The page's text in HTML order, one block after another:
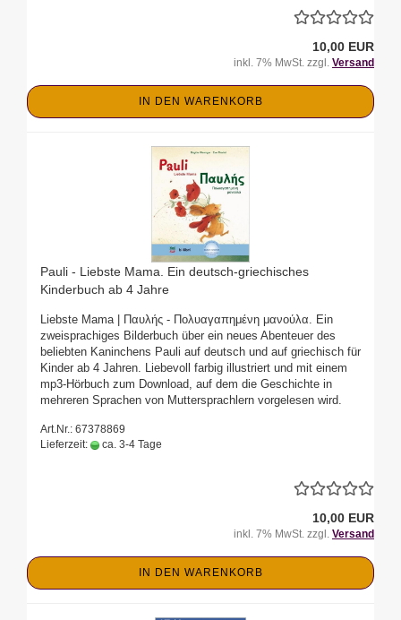
10,00 EUR
inkl. 7% MwSt. zzgl. Versand
IN DEN WARENKORB
Pauli - Liebste Mama. Ein deutsch-griechisches
Kinderbuch ab 4 Jahre
Liebste Mama | Παυλής - Πολυαγαπημένη μανούλα. Ein
zweisprachiges Bilderbuch über ein neues Abenteuer des
beliebten Kaninchens Pauli auf deutsch und auf griechisch für
Kinder ab 4 Jahren. Liebevoll farbig illustriert und mit einem
mp3-Hörbuch zum Download, auf dem die Geschichte in
mehreren Sprachen von Muttersprachlern vorgelesen wird.
Art.Nr.: 67378869
Lieferzeit:
ca. 3-4 Tage
10,00 EUR
inkl. 7% MwSt. zzgl. Versand
IN DEN WARENKORB